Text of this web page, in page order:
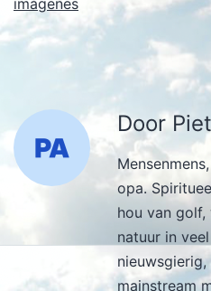
imágenes
Door
opa.
hou van golf,
natuur in
mainstream